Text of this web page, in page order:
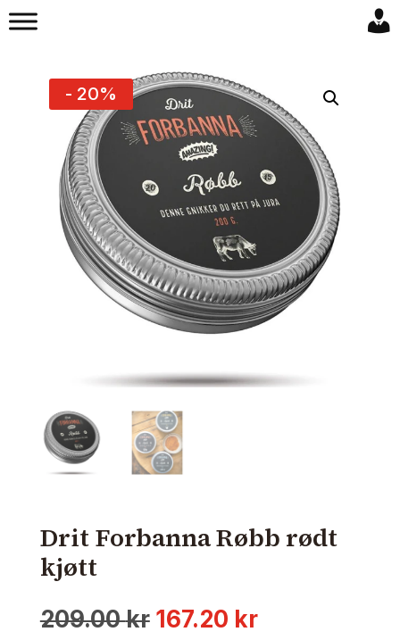
- 20%
Drit Forbanna Røbb rødt
kjøtt
209.00kr Opprinnelig
167.20 krNåværende